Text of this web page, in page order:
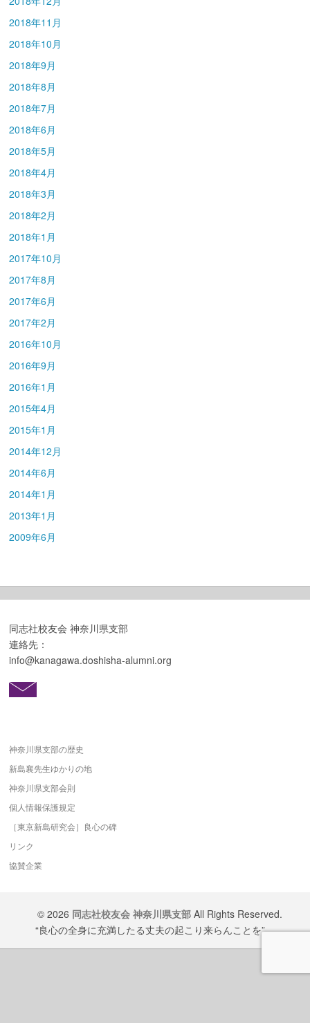
2018年11月
2018年10月
2018年9月
2018年8月
2018年7月
2018年6月
2018年5月
2018年4月
2018年3月
2018年2月
2018年1月
2017年10月
2017年8月
2017年6月
2017年2月
2016年10月
2016年9月
2016年1月
2015年4月
2015年1月
2014年12月
2014年6月
2014年1月
2013年1月
2009年6月
同志社校友会 神奈川県支部
連絡先：
info@kanagawa.doshisha-alumni.org
神奈川県支部の歴史
新島襄先生ゆかりの地
神奈川県支部会則
個人情報保護規定
［東京新島研究会］良心の碑
リンク
協賛企業
© 2026 同志社校友会 神奈川県支部All Rights Reserved.
“良心の全身に充満したる丈夫の起こり来らんことを”